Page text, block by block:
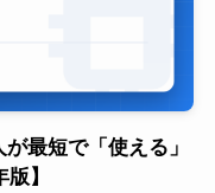
最短で「使える」
】